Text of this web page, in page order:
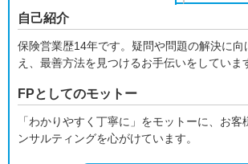
自己紹介
保険営業歴14年です。疑問や問題の解決に向
え、最善方法を見つけるお手伝いをしていま
FPとしてのモットー
「わかりやすく丁寧に」をモットーに、お客
ンサルティングを心がけています。